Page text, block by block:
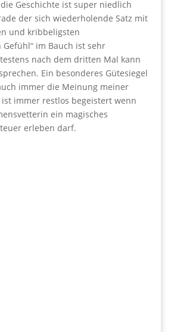
Geschichte ist super niedlich
der sich wiederholende Satz mit
und kribbeligsten
im Bauch ist sehr
nach dem dritten Mal kann
Ein besonderes Gütesiegel
immer die Meinung meiner
immer restlos begeistert wenn
ein magisches
erleben darf.